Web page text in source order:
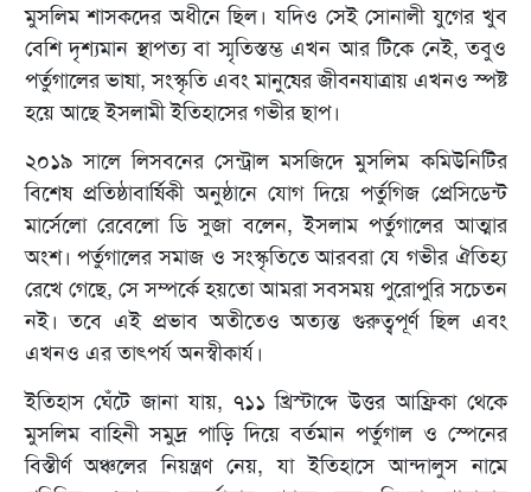
মুসলিম শাসকদের অধীনে ছিল। যদিও সেই সোনালী যুগের খুব
বেশি দৃশ্যমান স্থাপত্য বা স্মৃতিস্তম্ভ এখন আর টিকে নেই, তবুও
পর্তুগালের ভাষা, সংস্কৃতি এবং মানুষের জীবনযাত্রায় এখনও স্পষ্ট
হয়ে আছে ইসলামী ইতিহাসের গভীর ছাপ।
২০১৯ সালে লিসবনের সেন্ট্রাল মসজিদে মুসলিম কমিউনিটির
বিশেষ প্রতিষ্ঠাবার্ষিকী অনুষ্ঠানে যোগ দিয়ে পর্তুগিজ প্রেসিডেন্ট
মার্সেলো রেবেলো ডি সুজা বলেন, ইসলাম পর্তুগালের আত্মার
অংশ। পর্তুগালের সমাজ ও সংস্কৃতিতে আরবরা যে গভীর ঐতিহ্য
রেখে গেছে, সে সম্পর্কে হয়তো আমরা সবসময় পুরোপুরি সচেতন
নই। তবে এই প্রভাব অতীতেও অত্যন্ত গুরুত্বপূর্ণ ছিল এবং
এখনও এর তাৎপর্য অনস্বীকার্য।
ইতিহাস ঘেঁটে জানা যায়, ৭১১ খ্রিস্টাব্দে উত্তর আফ্রিকা থেকে
মুসলিম বাহিনী সমুদ্র পাড়ি দিয়ে বর্তমান পর্তুগাল ও স্পেনের
বিস্তীর্ণ অঞ্চলের নিয়ন্ত্রণ নেয়, যা ইতিহাসে আন্দালুস নামে